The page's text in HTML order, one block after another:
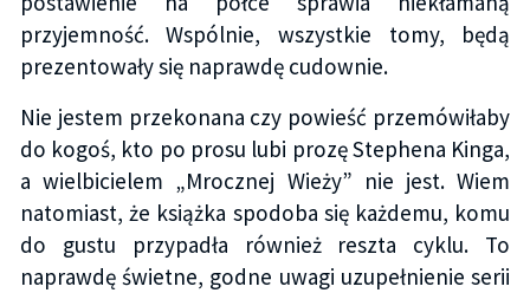
przyjemność. Wspólnie, wszystkie tomy, będą
prezentowały się naprawdę cudownie.
Nie jestem przekonana czy powieść przemówiłaby
do kogoś, kto po prosu lubi prozę Stephena Kinga,
a wielbicielem „Mrocznej Wieży” nie jest. Wiem
natomiast, że książka spodoba się każdemu, komu
do gustu przypadła również reszta cyklu. To
naprawdę świetne, godne uwagi uzupełnienie serii